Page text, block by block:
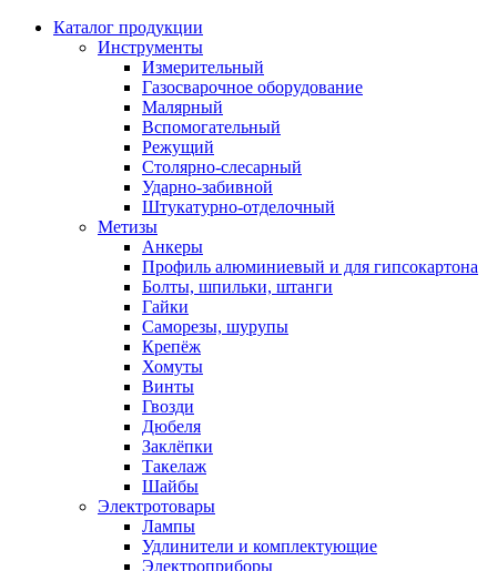
Каталог продукции
Инструменты
Измерительный
Газосварочное оборудование
Малярный
Вспомогательный
Режущий
Столярно-слесарный
Ударно-забивной
Штукатурно-отделочный
Метизы
Анкеры
Профиль алюминиевый и для гипсокартона
Болты, шпильки, штанги
Гайки
Саморезы, шурупы
Крепёж
Хомуты
Винты
Гвозди
Дюбеля
Заклёпки
Такелаж
Шайбы
Электротовары
Лампы
Удлинители и комплектующие
Электроприборы